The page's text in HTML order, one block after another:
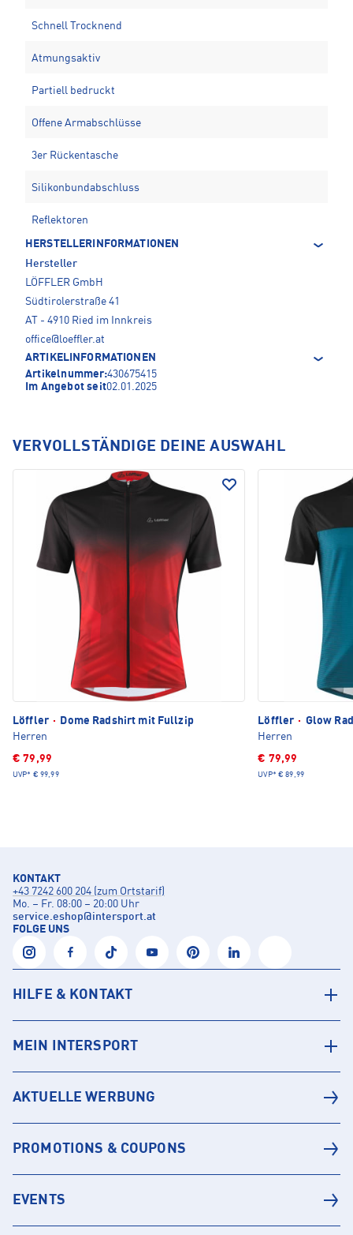
Schnell Trocknend
Atmungsaktiv
Partiell bedruckt
Offene Armabschlüsse
3er Rückentasche
Silikonbundabschluss
Reflektoren
HERSTELLERINFORMATIONEN
Hersteller
LÖFFLER GmbH
Südtirolerstraße 41
AT - 4910 Ried im Innkreis
office@loeffler.at
ARTIKELINFORMATIONEN
Artikelnummer:430675415
Im Angebot seit02.01.2025
VERVOLLSTÄNDIGE DEINE AUSWAHL
Löffler ·
Dome Radshirt mit Fullzip
Herren
€ 79,99
UVP* € 99,99
Löffler · Glow
Herren
€ 79,99
UVP* € 89,99
KONTAKT
+43 7242 600 204 (zum Ortstarif)
Mo. – Fr. 08:00 – 20:00 Uhr
service.eshop@intersport.at
FOLGE UNS
HILFE & KONTAKT
MEIN INTERSPORT
AKTUELLE WERBUNG
PROMOTIONS & COUPONS
EVENTS